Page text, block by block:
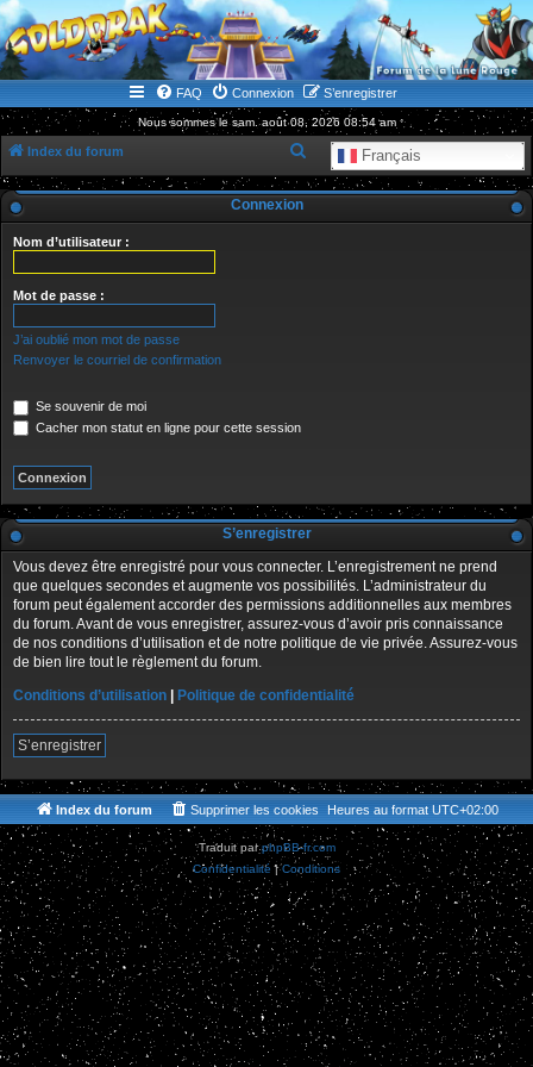
WWW.GOLDORAKGO.COM
le site de la Lune Rouge
FAQ Connexion S’enregistrer
Nous sommes le sam. août 08, 2026 08:54 am
Index du forum Français
e
Connexion
Nom d’utilisateur :
Mot de passe :
J’ai oublié mon mot de passe
Renvoyer le courriel de confirmation
Se souvenir de moi
Cacher mon statut en ligne pour cette session
S’enregistrer
Vous devez être enregistré pour vous connecter. L’enregistrement ne prend
que quelques secondes et augmente vos possibilités. L’administrateur du
forum peut également accorder des permissions additionnelles aux membres
du forum. Avant de vous enregistrer, assurez-vous d’avoir pris connaissance
de nos conditions d’utilisation et de notre politique de vie privée. Assurez-vous
de bien lire tout le règlement du forum.
Conditions d’utilisation
Politique de confidentialité
S’enregistrer
Index du forum Heures au format UTC+02:00
Supprimer les cookies
Traduit parphpBB-fr.com
Confidentialité |Conditions